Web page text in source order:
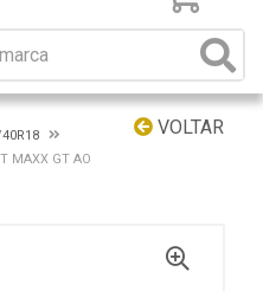
VOLTAR
MAXX GT AO